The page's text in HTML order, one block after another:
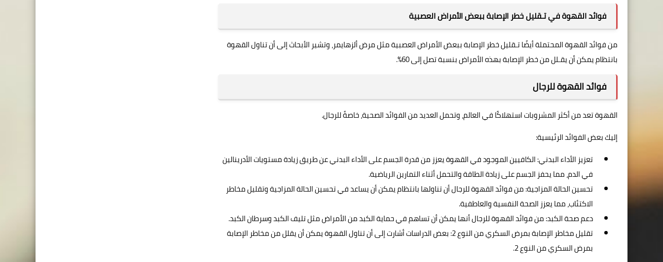
فوائد القهوة في تـقليل خطر الإصابة ببعض الأمراض العصبية
من فوائد القهوةالمحتملة أيضًا تـقليل خطر الإصابة ببعض الأمراض العصبية مثل مرض ألزهايمر، وتشير الأبحاث إلى أن تناول القهوة
بانتظام يمكن أن يقـلل من خطر الإصابة بهذه الأمراض بنسبة تصل إلى 60%.
فوائد القهوة للرجال
القهوة تعد من أكثر المشروبات استهلاكًا في العالم، وتحمل العديد من الفوائد الصحية، خاصةً للرجال.
إليك بعض الفوائد الرئيسية:
تعزيز الأداء البدني: الكافيين الموجود في القهوة يعزز من قدرة الجسم على الأداء البدني عن طريق زيادة مستويات الأدرينالين
في الدم، مما يحفز الجسم على زيادة الطاقة والتحمل أثناء التمارين الرياضية.
تحسين الحالة المزاجية: من فوائد القهوة للرجال أن تناولها بانتظام يمكن أن يساعد في تحسين الحالة المزاجية وتقليل مخاطر
الاكتئاب، مما يعزز الصحة النفسية والعاطفية.
دعم صحة الكبد: من فوائد القهوة للرجال أنها يمكن أن تساهم في حماية الكبد من الأمراض مثل تليف الكبد وسرطان الكبد.
تقليل مخاطر الإصابة بمرض السكري من النوع 2: بعض الدراسات أشارت إلى أن تناول القهوة يمكن أن يقلل من مخاطر الإصابة
بمرض السكري من النوع 2.